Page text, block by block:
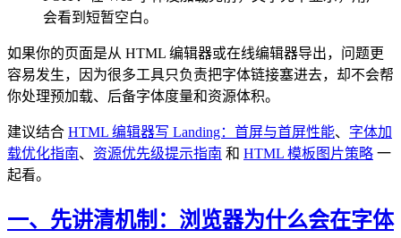
会看到短暂空白。
如果你的页面是从 HTML 编辑器或在线编辑器导出，问题更
容易发生，因为很多工具只负责把字体链接塞进去，却不会帮
你处理预加载、后备字体度量和资源体积。
建议结合 HTML 编辑器写 Landing：首屏与首屏性能、 字体加
载优化指南、 资源优先级提示指南 和 HTML 模板图片策略 一
起看。
一、先讲清机制：浏览器为什么会在字体